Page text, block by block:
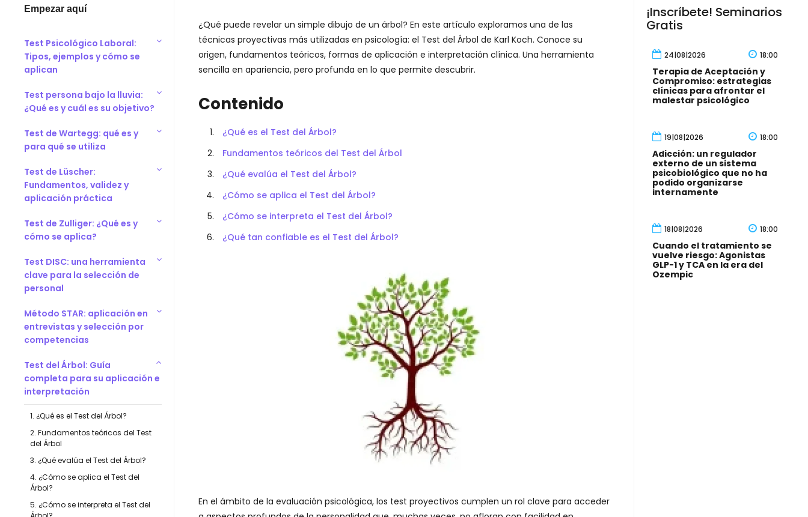
Empezar aquí
Test Psicológico Laboral:
Tipos, ejemplos y cómo se
aplican
Test persona bajo la lluvia:
¿Qué es y cuál es su objetivo?
Test de Wartegg: qué es y
para qué se utiliza
Test de Lüscher:
Fundamentos, validez y
aplicación práctica
Test de Zulliger: ¿Qué es y
cómo se aplica?
Test DISC: una herramienta
clave para la selección de
personal
Método STAR: aplicación en
entrevistas y selección por
competencias
Test del Árbol: Guía
completa para su aplicación e
interpretación
1. ¿Qué es el Test del Árbol?
2. Fundamentos teóricos del Test
del Árbol
3. ¿Qué evalúa el Test del Árbol?
4. ¿Cómo se aplica el Test del
Árbol?
5. ¿Cómo se interpreta el Test del
¡Inscríbete! Seminarios
Gratis
24|08|2026 18:00
Terapia de Aceptación y
Compromiso: estrategias
clínicas para afrontar el
malestar psicológico
19|08|2026 18:00
Adicción: un regulador
externo de un sistema
psicobiológico que no ha
podido organizarse
internamente
18|08|2026 18:00
Cuando el tratamiento se
vuelve riesgo: Agonistas
GLP-1 y TCA en la era del
Ozempic
¿Qué puede revelar un simple dibujo de un árbol? En este artículo exploramos una de las
técnicas proyectivas más utilizadas en psicología: el Test del Árbol de Karl Koch. Conoce su
origen, fundamentos teóricos, formas de aplicación e interpretación clínica. Una herramienta
sencilla en apariencia, pero profunda en lo que permite descubrir.
Contenido
¿Qué es el Test del Árbol?
Fundamentos teóricos del Test del Árbol
¿Qué evalúa el Test del Árbol?
¿Cómo se aplica el Test del Árbol?
¿Cómo se interpreta el Test del Árbol?
¿Qué tan confiable es el Test del Árbol?
En el ámbito de la evaluación psicológica, los test proyectivos cumplen un rol clave para acceder